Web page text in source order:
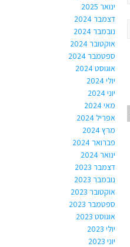
ינואר 2025
דצמבר 2024
נובמבר 2024
אוקטובר 2024
ספטמבר 2024
אוגוסט 2024
יולי 2024
יוני 2024
מאי 2024
אפריל 2024
מרץ 2024
פברואר 2024
ינואר 2024
דצמבר 2023
נובמבר 2023
אוקטובר 2023
ספטמבר 2023
אוגוסט 2023
יולי 2023
יוני 2023